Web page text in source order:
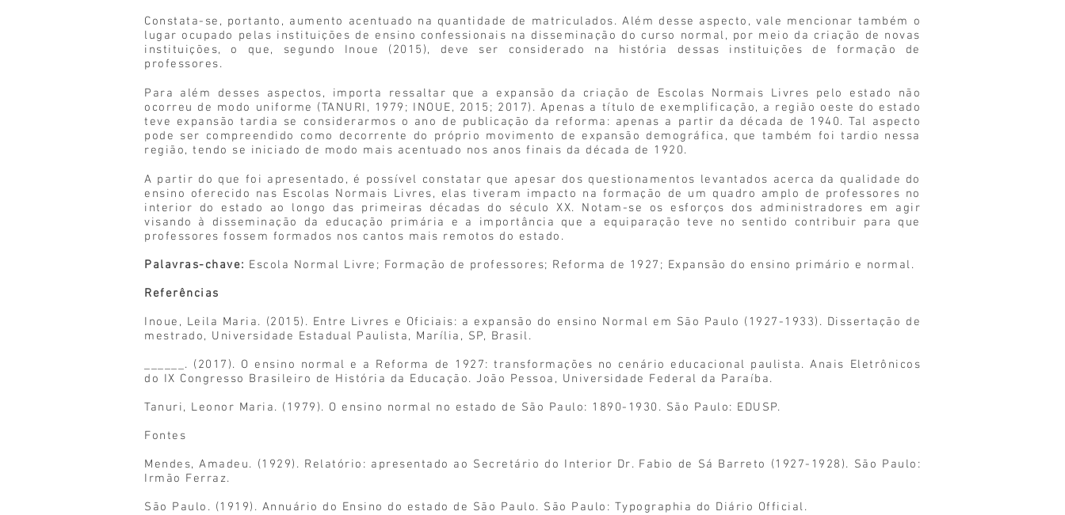
Constata-se, portanto, aumento acentuado na quantidade de matriculados. Além desse aspecto, vale mencionar também o
lugar ocupado pelas instituições de ensino confessionais na disseminação do curso normal, por meio da criação de novas
instituições, o que, segundo Inoue (2015), deve ser considerado na história dessas instituições de formação de
professores.
Para além desses aspectos, importa ressaltar que a expansão da criação de Escolas Normais Livres pelo estado não
ocorreu de modo uniforme (TANURI, 1979; INOUE, 2015; 2017). Apenas a título de exemplificação, a região oeste do estado
teve expansão tardia se considerarmos o ano de publicação da reforma: apenas a partir da década de 1940. Tal aspecto
pode ser compreendido como decorrente do próprio movimento de expansão demográfica, que também foi tardio nessa
região, tendo se iniciado de modo mais acentuado nos anos finais da década de 1920.
A partir do que foi apresentado, é possível constatar que apesar dos questionamentos levantados acerca da qualidade do
ensino oferecido nas Escolas Normais Livres, elas tiveram impacto na formação de um quadro amplo de professores no
interior do estado ao longo das primeiras décadas do século XX. Notam-se os esforços dos administradores em agir
visando à disseminação da educação primária e a importância que a equiparação teve no sentido contribuir para que
professores fossem formados nos cantos mais remotos do estado.
Palavras-chave: Escola Normal Livre; Formação de professores; Reforma de 1927; Expansão do ensino primário e normal.
Referências
Inoue, Leila Maria. (2015). Entre Livres e Oficiais: a expansão do ensino Normal em São Paulo (1927-1933). Dissertação de
mestrado, Universidade Estadual Paulista, Marília, SP, Brasil.
______. (2017). O ensino normal e a Reforma de 1927: transformações no cenário educacional paulista. Anais Eletrônicos
do IX Congresso Brasileiro de História da Educação. João Pessoa, Universidade Federal da Paraíba.
Tanuri, Leonor Maria. (1979). O ensino normal no estado de São Paulo: 1890-1930. São Paulo: EDUSP.
Fontes
Mendes, Amadeu. (1929). Relatório: apresentado ao Secretário do Interior Dr. Fabio de Sá Barreto (1927-1928). São Paulo:
Irmão Ferraz.
São Paulo. (1919). Annuário do Ensino do estado de São Paulo. São Paulo: Typographia do Diário Official.